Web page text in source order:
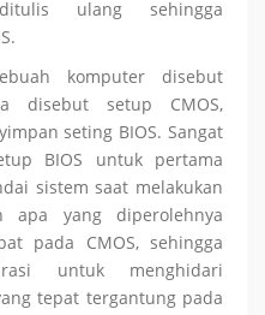
ulang sehingga
komputer disebut
disebut setup CMOS,
seting BIOS. Sangat
BIOS untuk pertama
sistem saat melakukan
apa yang diperolehnya
pada CMOS, sehingga
untuk menghidari
tepat tergantung pada